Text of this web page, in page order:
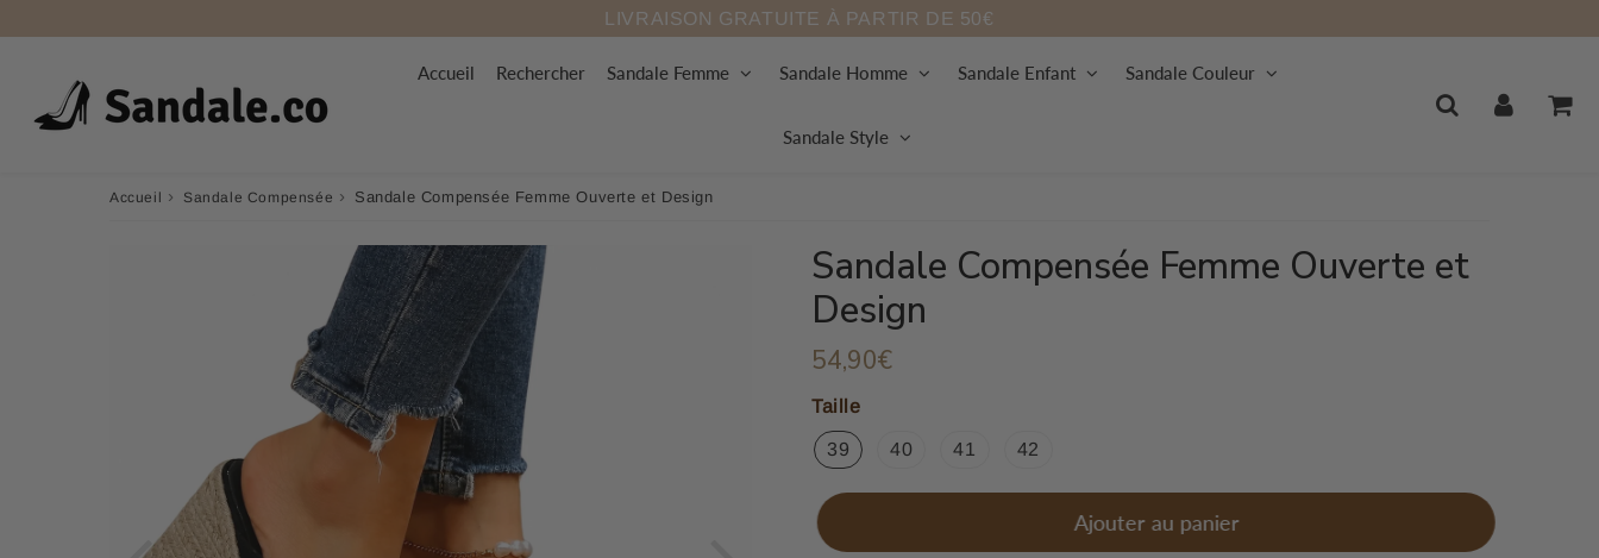
LIVRAISON GRATUITE À PARTIR DE 50€
Accueil Rechercher Sandale Femme Sandale Homme Sandale Enfant Sandale Couleur
Sandale Style
Accueil › Sandale Compensée › Sandale Compensée Femme Ouverte et Design
Sandale Compensée Femme Ouverte et
Design
54,90€
Taille
39 40 41 42
Ajouter au panier